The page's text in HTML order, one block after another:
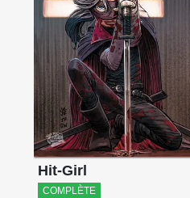
Hit-Girl
COMPLÈTE